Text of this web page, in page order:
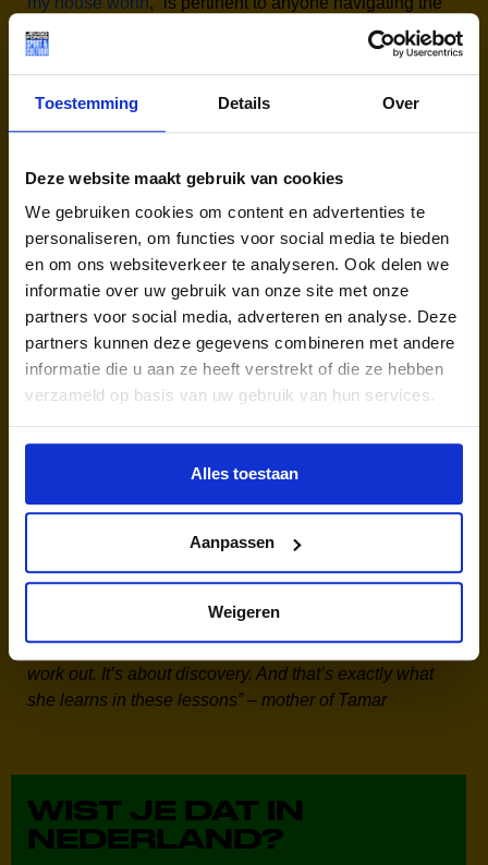
Toestemming Details Over
Deze website maakt gebruik van cookies
We gebruiken cookies om content en advertenties te
personaliseren, om functies voor social media te bieden
en om ons websiteverkeer te analyseren. Ook delen we
informatie over uw gebruik van onze site met onze
partners voor social media, adverteren en analyse. Deze
partners kunnen deze gegevens combineren met andere
informatie die u aan ze heeft verstrekt of die ze hebben
verzameld op basis van uw gebruik van hun services.
Alles toestaan
Aanpassen
Weigeren
housing market.
Determining the value of your home involves a
multifaceted approach. Key factors include the
professional real estate appraiser or utilizing online
valuation tools can provide an accurate estimate.
However, local market trends, economic conditions,
and specific neighborhood developments also play
significant roles in influencing property values.
In conclusion, whether it’s the world of breakdancing or
real estate, understanding your standing and potential
is vital. For homeowners, regularly assessing the value
of your property ensures you stay informed about your
investment, enabling better financial planning and
“It was great to see Tamar dancing on that floor, I was
so proud! Everyone is appreciated, it doesn’t matter
very good. I want to teach Tamar that you can try
anything and that it doesn’t matter if something doesn’t
work out. It’s about discovery. And that’s exactly what
she learns in these lessons” – mother of Tamar
WIST JE DAT IN
NEDERLAND?